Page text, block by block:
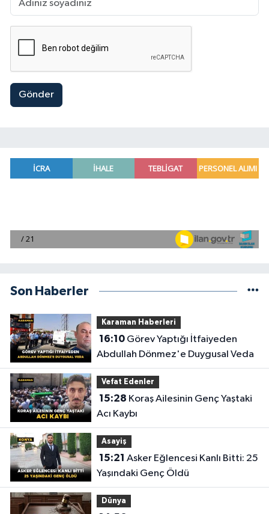
Gönder
Son Haberler
Karaman Haberleri
16:10Görev Yaptığı İtfaiyeden
Abdullah Dönmez'e Duygusal Veda
Vefat Edenler
15:28
Acı Kaybı
Asayiş
15:21
Yaşındaki Genç Öldü
Dünya